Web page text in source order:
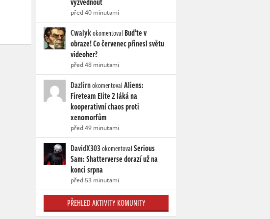
před 40 minutami
Cwalykokomentoval Buďte v
obraze! Co červenec přinesl světu
videoher?
před 48 minutami
DazlirnokomentovalAliens:
Fireteam Elite 2 láká na
kooperativní chaos proti
xenomorfům
před 49 minutami
DavidX303okomentovalSerious
Sam: Shatterverse dorazí už na
konci srpna
před 53 minutami
PŘEHLED AKTIVITY KOMUNITY